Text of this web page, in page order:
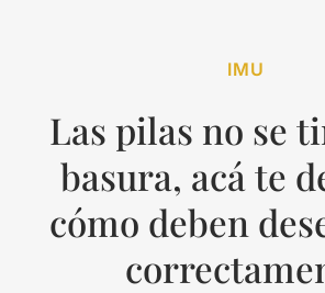
IMU
Las pilas no se
basura, acá te
cómo deben